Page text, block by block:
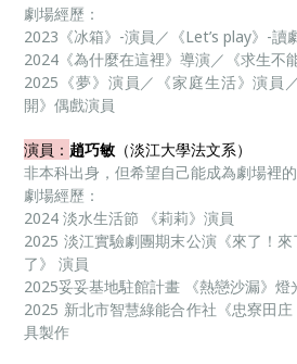
劇場經歷：
2023《冰箱》-演員／《Let’s play》-讀
2024《為什麼在這裡》導演／《求生不
2025《夢》演員／《家庭生活》演員
開》偶戲演員
演員： 趙巧敏 （淡江大學法文系）
非本科出身，但希望自己能成為劇場裡的
劇場經歷：
2024 淡水生活節 《莉莉》演員
2025 淡江實驗劇團期末公演《來了！
了》 演員
2025妥妥基地駐館計畫 《熱戀沙漏》燈
2025 新北市智慧綠能合作社《忠寮田
具製作